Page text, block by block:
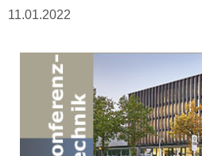
11.01.2022